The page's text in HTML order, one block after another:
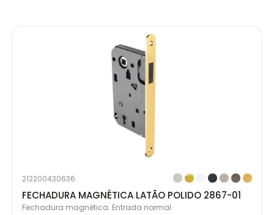
212200430636
FECHADURA MAGNÉTICA LATÃO POLIDO 2867-01
Fechadura magnética. Entrada normal.